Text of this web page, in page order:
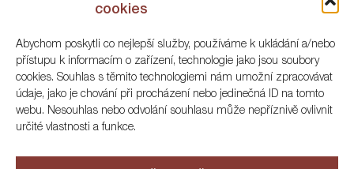
cookies
Abychom poskytli co nejlepší služby, používáme k ukládání a/nebo
přístupu k informacím o zařízení, technologie jako jsou soubory
cookies. Souhlas s těmito technologiemi nám umožní zpracovávat
údaje, jako je chování při procházení nebo jedinečná ID na tomto
webu. Nesouhlas nebo odvolání souhlasu může nepříznivě ovlivnit
určité vlastnosti a funkce.
Kontakt
ARGO Numismatika
Korunní 83, Praha 3
+420 222 561 343